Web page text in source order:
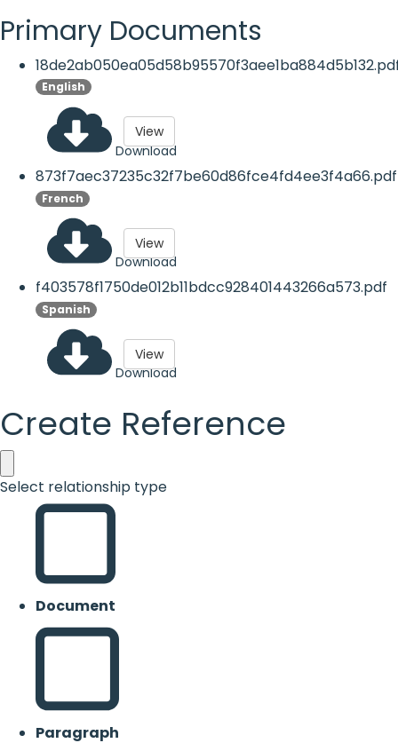
Primary Documents
English
Download
View
873f7aec37235c32f7be60d86fce4fd4ee3f4a66.pdf
French
Download
View
f403578f1750de012b11bdcc928401443266a573.pdf
Spanish
Download
View
Create Reference
Select relationship type
Document
Paragraph